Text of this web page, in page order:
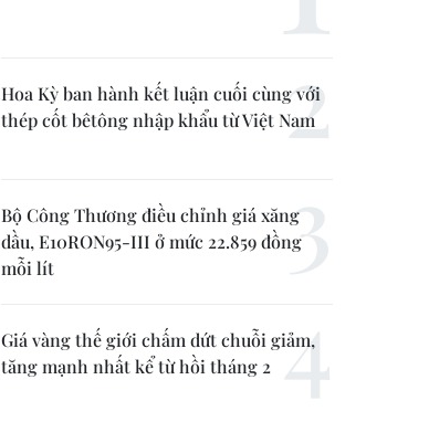
Hoa Kỳ ban hành kết luận cuối cùng với
thép cốt bêtông nhập khẩu từ Việt Nam
Bộ Công Thương điều chỉnh giá xăng
dầu, E10RON95-III ở mức 22.859 đồng
mỗi lít
Giá vàng thế giới chấm dứt chuỗi giảm,
tăng mạnh nhất kể từ hồi tháng 2